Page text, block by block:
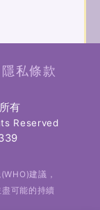
隱私條款
有
Reserved
建議，
可能的持續